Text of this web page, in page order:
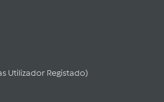
Utilizador Registado)